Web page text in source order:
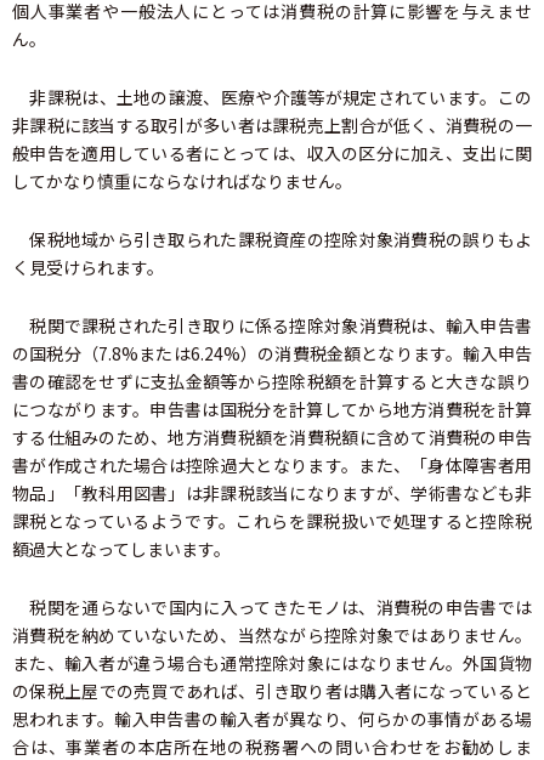
個人事業者や一般法人にとっては消費税の計算に影響を与えませ
ん。
非課税は、土地の譲渡、医療や介護等が規定されています。この
非課税に該当する取引が多い者は課税売上割合が低く、消費税の一
般申告を適用している者にとっては、収入の区分に加え、支出に関
してかなり慎重にならなければなりません。
保税地域から引き取られた課税資産の控除対象消費税の誤りもよ
く見受けられます。
税関で課税された引き取りに係る控除対象消費税は、輸入申告書
の国税分（7.8%または6.24%）の消費税金額となります。輸入申告
書の確認をせずに支払金額等から控除税額を計算すると大きな誤り
につながります。申告書は国税分を計算してから地方消費税を計算
する仕組みのため、地方消費税額を消費税額に含めて消費税の申告
書が作成された場合は控除過大となります。また、「身体障害者用
物品」「教科用図書」は非課税該当になりますが、学術書なども非
課税となっているようです。これらを課税扱いで処理すると控除税
額過大となってしまいます。
税関を通らないで国内に入ってきたモノは、消費税の申告書では
消費税を納めていないため、当然ながら控除対象ではありません。
また、輸入者が違う場合も通常控除対象にはなりません。外国貨物
の保税上屋での売買であれば、引き取り者は購入者になっていると
思われます。輸入申告書の輸入者が異なり、何らかの事情がある場
合は、事業者の本店所在地の税務署への問い合わせをお勧めしま